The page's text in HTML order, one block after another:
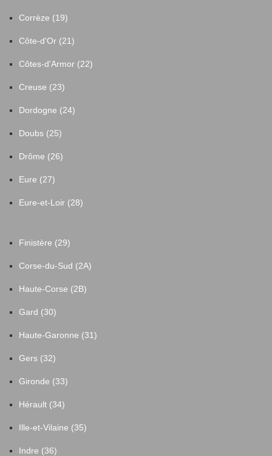
Corrèze (19)
Côte-d'Or (21)
Côtes-d'Armor (22)
Creuse (23)
Dordogne (24)
Doubs (25)
Drôme (26)
Eure (27)
Eure-et-Loir (28)
Finistère (29)
Corse-du-Sud (2A)
Haute-Corse (2B)
Gard (30)
Haute-Garonne (31)
Gers (32)
Gironde (33)
Hérault (34)
Ille-et-Vilaine (35)
Indre (36)